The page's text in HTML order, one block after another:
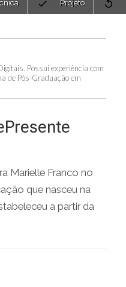
Projeto
Possui experiência com
de Pós-Graduação em
Marielle Franco no
que nasceu na
a partir da